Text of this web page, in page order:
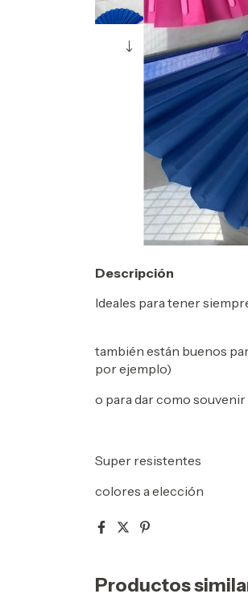
Descripción
Ideales para tener
también están buenos
por ejemplo)
o para dar como souvenir
Super resistentes
colores a elección
Productos